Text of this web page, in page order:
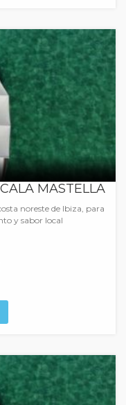
MASTELLA
noreste de Ibiza, para
y sabor local